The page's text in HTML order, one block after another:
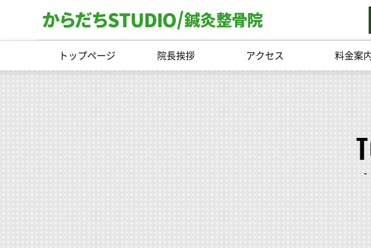
トップページ 院長挨拶 アクセス 料金案
-